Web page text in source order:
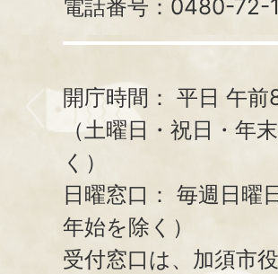
電話番号：0480-72-
開庁時間： 平日 午前
（土曜日・祝日・年
く）
日曜窓口： 毎週日曜
年始を除く）
受付窓口は、加須市